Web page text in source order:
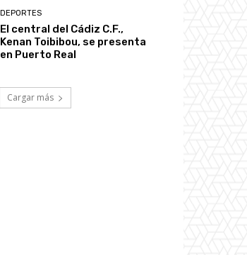
DEPORTES
El central del Cádiz C.F.,
Kenan Toibibou, se presenta
en Puerto Real
Cargar más